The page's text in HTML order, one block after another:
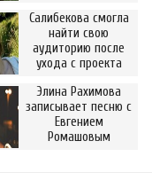
Салибекова смогла
найти свою
аудиторию после
ухода с проекта
Элина Рахимова
записывает песню с
Евгением
Ромашовым